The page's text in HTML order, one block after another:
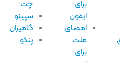
ایفون
امضای
سپینو
گامیران
پنکو